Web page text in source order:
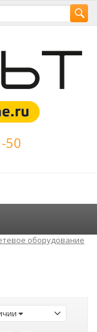
50
оборудование